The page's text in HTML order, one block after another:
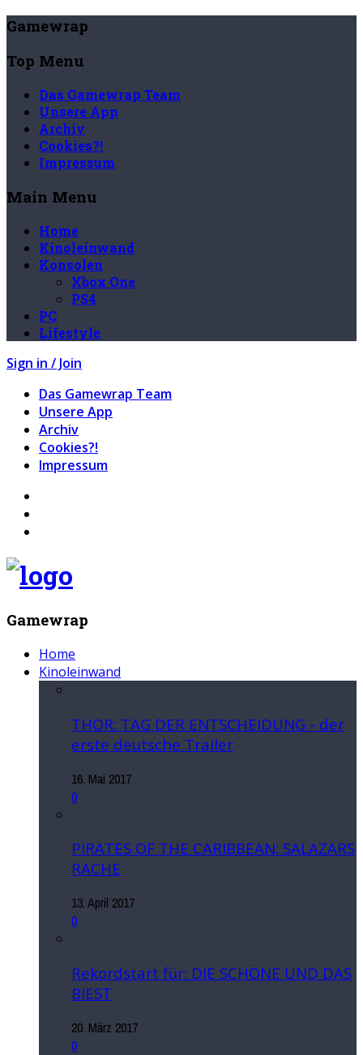
Gamewrap
Top Menu
Das Gamewrap Team
Unsere App
Archiv
Cookies?!
Impressum
Main Menu
Home
Kinoleinwand
Konsolen
Xbox One
PS4
PC
Lifestyle
Sign in / Join
Das Gamewrap Team
Unsere App
Archiv
Cookies?!
Impressum
Gamewrap
Home
Kinoleinwand
THOR: TAG DER ENTSCHEIDUNG - der
erste deutsche Trailer
16. Mai 2017
0
PIRATES OF THE CARIBBEAN: SALAZARS
RACHE
13. April 2017
0
Rekordstart für: DIE SCHÖNE UND DAS
BIEST
20. März 2017
0